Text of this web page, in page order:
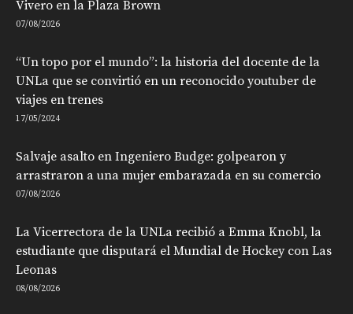
Vivero en la Plaza Brown
07/08/2026
“Un topo por el mundo”: la historia del docente de la
UNLa que se convirtió en un reconocido youtuber de
viajes en trenes
17/05/2024
Salvaje asalto en Ingeniero Budge: golpearon y
arrastraron a una mujer embarazada en su comercio
07/08/2026
La Vicerrectora de la UNLa recibió a Emma Knobl, la
estudiante que disputará el Mundial de Hockey con Las
Leonas
08/08/2026